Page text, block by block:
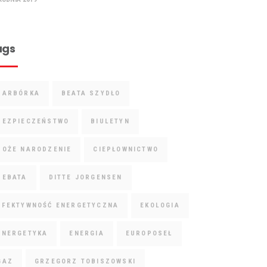
BEATA SZYDŁO
BIULETYN
NARODZENIE CIEPŁOWNICTWO
DITTE JORGENSEN
ENERGETYCZNA EKOLOGIA
ENERGIA EUROPOSEŁ
GRZEGORZ TOBISZOWSKI